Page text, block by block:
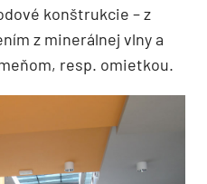
konštrukcie – z
z minerálnej vlny a
resp. omietkou.